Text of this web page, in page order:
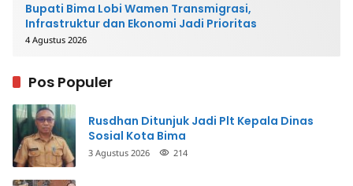
Bupati Bima Lobi Wamen Transmigrasi,
Infrastruktur dan Ekonomi Jadi Prioritas
4 Agustus 2026
Pos Populer
Rusdhan Ditunjuk Jadi Plt Kepala Dinas
Sosial Kota Bima
3 Agustus 2026 214